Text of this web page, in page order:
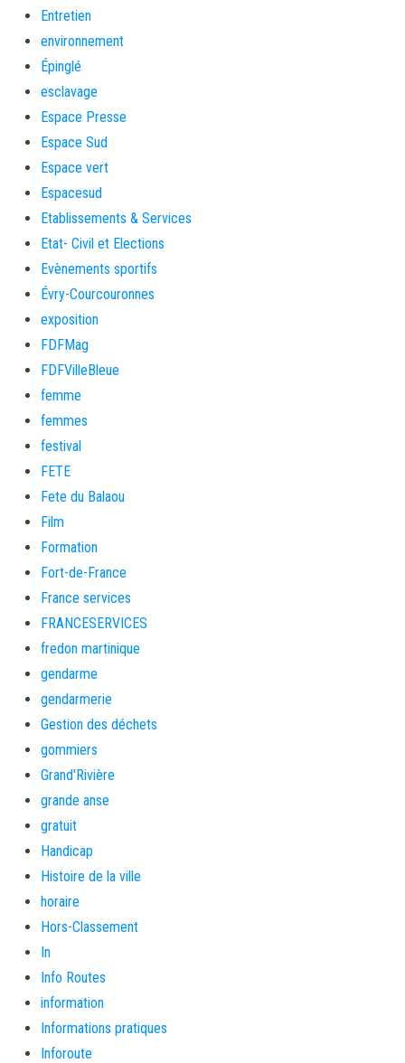
Entretien
environnement
Épinglé
esclavage
Espace Presse
Espace Sud
Espace vert
Espacesud
Etablissements & Services
Etat- Civil et Elections
Evènements sportifs
Évry-Courcouronnes
exposition
FDFMag
FDFVilleBleue
femme
femmes
festival
FETE
Fete du Balaou
Film
Formation
Fort-de-France
France services
FRANCESERVICES
fredon martinique
gendarme
gendarmerie
Gestion des déchets
gommiers
Grand'Rivière
grande anse
gratuit
Handicap
Histoire de la ville
horaire
Hors-Classement
In
Info Routes
information
Informations pratiques
Inforoute